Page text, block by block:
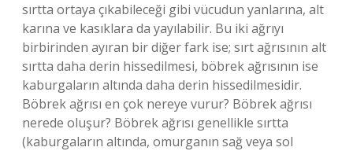
sırtta ortaya çıkabileceği gibi vücudun yanlarına, alt
karına ve kasıklara da yayılabilir. Bu iki ağrıyı
birbirinden ayıran bir diğer fark ise; sırt ağrısının alt
sırtta daha derin hissedilmesi, böbrek ağrısının ise
kaburgaların altında daha derin hissedilmesidir.
Böbrek ağrısı en çok nereye vurur? Böbrek ağrısı
nerede oluşur? Böbrek ağrısı genellikle sırtta
(kaburgaların altında, omurganın sağ veya sol